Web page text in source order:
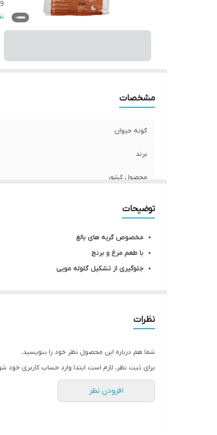
مشخصات
گونه حیوان
برند
محصول کشور
توضیحات
مخصوص گربه های بالغ
با طعم مرغ و برنج
جلوگیری از تشکیل گلوله مویی
مناسب برای گربه های داخل خانهنظرات
شما هم درباره این محصول نظر خود را بنویسید.
برای ثبت نظر، لازم است ابتدا وارد حساب کاربری خود
افزودن نظر